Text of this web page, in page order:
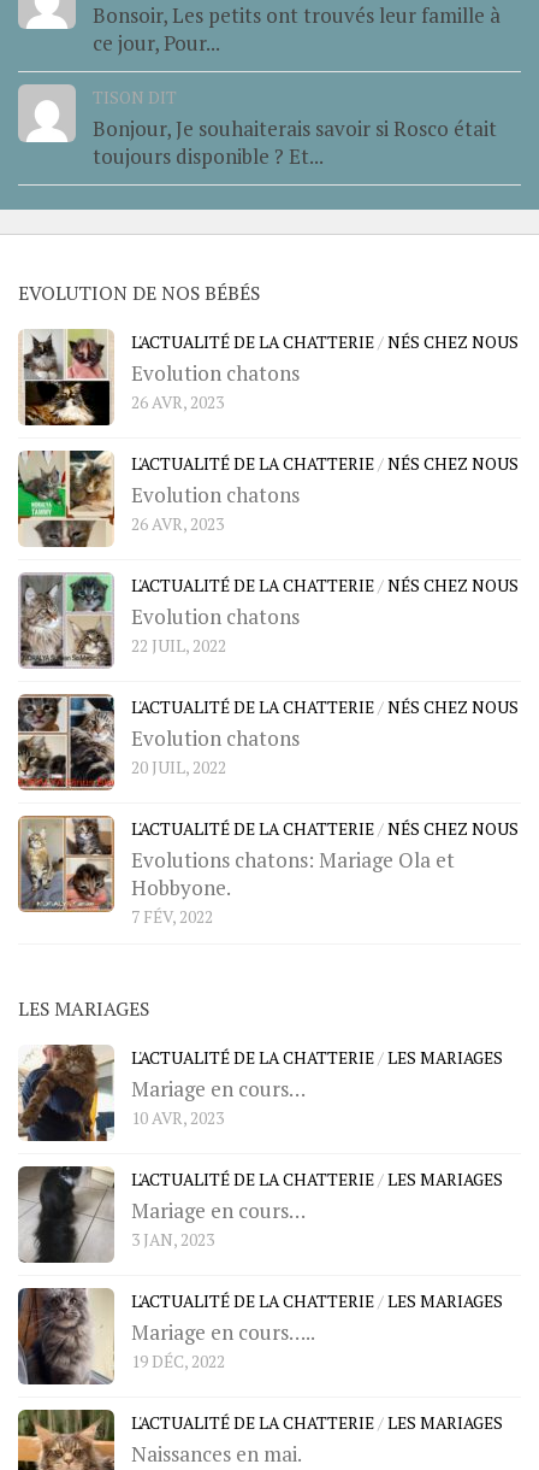
Bonsoir, Les petits ont trouvés leur famille à
ce jour, Pour...
TISON DIT
Bonjour, Je souhaiterais savoir si Rosco était
toujours disponible ? Et...
EVOLUTION DE NOS BÉBÉS
L'ACTUALITÉ DE LA CHATTERIE/NÉS CHEZ NOUS
Evolution chatons
26 AVR, 2023
L'ACTUALITÉ DE LA CHATTERIE/NÉS CHEZ NOUS
Evolution chatons
26 AVR, 2023
L'ACTUALITÉ DE LA CHATTERIE/NÉS CHEZ NOUS
Evolution chatons
22 JUIL, 2022
L'ACTUALITÉ DE LA CHATTERIE/NÉS CHEZ NOUS
Evolution chatons
20 JUIL, 2022
L'ACTUALITÉ DE LA CHATTERIE/NÉS CHEZ NOUS
Evolutions chatons: Mariage Ola et
Hobbyone.
7 FÉV, 2022
LES MARIAGES
L'ACTUALITÉ DE LA CHATTERIE/LES MARIAGES
Mariage en cours…
10 AVR, 2023
L'ACTUALITÉ DE LA CHATTERIE/LES MARIAGES
Mariage en cours…
3 JAN, 2023
L'ACTUALITÉ DE LA CHATTERIE/LES MARIAGES
Mariage en cours…..
19 DÉC, 2022
L'ACTUALITÉ DE LA CHATTERIE/LES MARIAGES
Naissances en mai.